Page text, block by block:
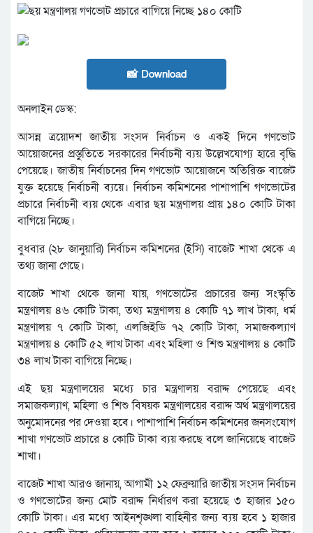
📸 Download
অনলাইন ডেস্ক:
আসন্ন ত্রয়োদশ জাতীয় সংসদ নির্বাচন ও একই দিনে গণভোট
আয়োজনের প্রস্তুতিতে সরকারের নির্বাচনী ব্যয় উল্লেখযোগ্য হারে বৃদ্ধি
পেয়েছে। জাতীয় নির্বাচনের দিন গণভোট আয়োজনে অতিরিক্ত বাজেট
যুক্ত হয়েছে নির্বাচনী ব্যয়ে। নির্বাচন কমিশনের পাশাপাশি গণভোটের
প্রচারে নির্বাচনী ব্যয় থেকে এবার ছয় মন্ত্রণালয় প্রায় ১৪০ কোটি টাকা
বাগিয়ে নিচ্ছে।
বুধবার (২৮ জানুয়ারি) নির্বাচন কমিশনের (ইসি) বাজেট শাখা থেকে এ
তথ্য জানা গেছে।
বাজেট শাখা থেকে জানা যায়, গণভোটের প্রচারের জন্য সংস্কৃতি
মন্ত্রণালয় ৪৬ কোটি টাকা, তথ্য মন্ত্রণালয় ৪ কোটি ৭১ লাখ টাকা, ধর্ম
মন্ত্রণালয় ৭ কোটি টাকা, এলজিইডি ৭২ কোটি টাকা, সমাজকল্যাণ
মন্ত্রণালয় ৪ কোটি ৫২ লাখ টাকা এবং মহিলা ও শিশু মন্ত্রণালয় ৪ কোটি
৩৪ লাখ টাকা বাগিয়ে নিচ্ছে।
এই ছয় মন্ত্রণালয়ের মধ্যে চার মন্ত্রণালয় বরাদ্দ পেয়েছে এবং
সমাজকল্যাণ, মহিলা ও শিশু বিষয়ক মন্ত্রণালয়ের বরাদ্দ অর্থ মন্ত্রণালয়ের
অনুমোদনের পর দেওয়া হবে। পাশাপাশি নির্বাচন কমিশনের জনসংযোগ
শাখা গণভোট প্রচারে ৪ কোটি টাকা ব্যয় করছে বলে জানিয়েছে বাজেট
শাখা।
বাজেট শাখা আরও জানায়, আগামী ১২ ফেব্রুয়ারি জাতীয় সংসদ নির্বাচন
ও গণভোটের জন্য মোট বরাদ্দ নির্ধারণ করা হয়েছে ৩ হাজার ১৫০
কোটি টাকা। এর মধ্যে আইনশৃঙ্খলা বাহিনীর জন্য ব্যয় হবে ১ হাজার